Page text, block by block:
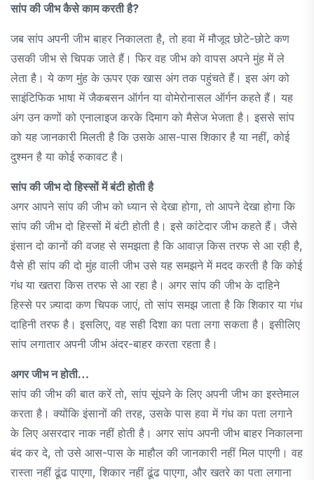
सांप की जीभ कैसे काम करती है?
जब सांप अपनी जीभ बाहर निकालता है, तो हवा में मौजूद छोटे-छोटे कण
उसकी जीभ से चिपक जाते हैं। फिर वह जीभ को वापस अपने मुंह में ले
लेता है। ये कण मुंह के ऊपर एक खास अंग तक पहुंचते हैं। इस अंग को
साइंटिफिक भाषा में जैकबसन ऑर्गन या वोमेरोनासल ऑर्गन कहते हैं। यह
अंग उन कणों को एनालाइज करके दिमाग को मैसेज भेजता है। इससे सांप
को यह जानकारी मिलती है कि उसके आस-पास शिकार है या नहीं, कोई
दुश्मन है या कोई रुकावट है।
सांप की जीभ दो हिस्सों में बंटी होती है
अगर आपने सांप की जीभ को ध्यान से देखा होगा, तो आपने देखा होगा कि
सांप की जीभ दो हिस्सों में बंटी होती है। इसे कांटेदार जीभ कहते हैं। जैसे
इंसान दो कानों की वजह से समझता है कि आवाज़ किस तरफ से आ रही है,
वैसे ही सांप की दो मुंह वाली जीभ उसे यह समझने में मदद करती है कि कोई
गंध या खतरा किस तरफ से आ रहा है। अगर सांप की जीभ के दाहिने
हिस्से पर ज़्यादा कण चिपक जाएं, तो सांप समझ जाता है कि शिकार या गंध
दाहिनी तरफ है। इसलिए, वह सही दिशा का पता लगा सकता है। इसीलिए
सांप लगातार अपनी जीभ अंदर-बाहर करता रहता है।
अगर जीभ न होती…
सांप की जीभ की बात करें तो, सांप सूंघने के लिए अपनी जीभ का इस्तेमाल
करता है। क्योंकि इंसानों की तरह, उसके पास हवा में गंध का पता लगाने
के लिए असरदार नाक नहीं होती है। अगर सांप अपनी जीभ बाहर निकालना
बंद कर दे, तो उसे आस-पास के माहौल की जानकारी नहीं मिल पाएगी। वह
रास्ता नहीं ढूंढ पाएगा, शिकार नहीं ढूंढ पाएगा, और खतरे का पता लगाना